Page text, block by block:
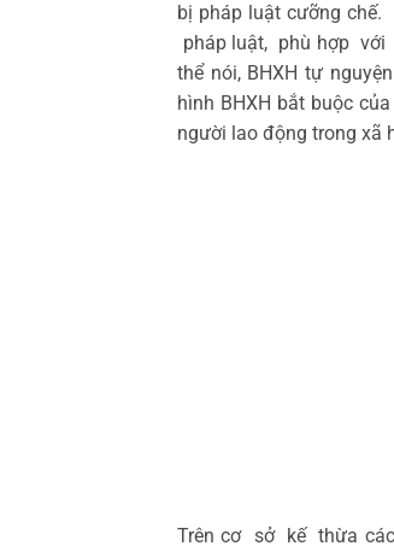
bị pháp luật cưỡng
pháp luật, phù hợp
thể nói, BHXH tự
hình BHXH bắt buộc
người lao động trong xã
Trên cơ sở kế thừa các